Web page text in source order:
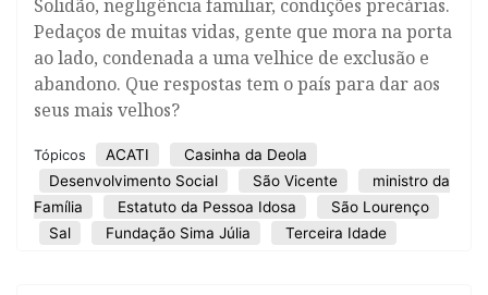
Solidão, negligência familiar, condições precárias.
Pedaços de muitas vidas, gente que mora na porta
ao lado, condenada a uma velhice de exclusão e
abandono. Que respostas tem o país para dar aos
seus mais velhos?
Tópicos ACATI
Casinha da Deola
Desenvolvimento Social
São Vicente
ministro da
Família
Estatuto da Pessoa Idosa
São Lourenço
Sal
Fundação Sima Júlia Terceira Idade